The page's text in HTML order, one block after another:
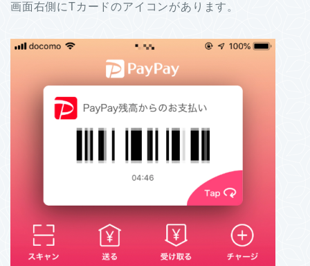
画面右側にTカードのアイコンがあります。